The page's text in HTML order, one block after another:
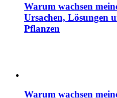
Warum wachsen
Ursachen, Lösungen
Pflanzen
Warum wachsen